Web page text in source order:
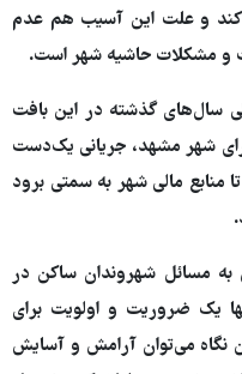
کند و علت این آسیب هم عدم
و مشکلات حاشیه شهر است.
سال‌های گذشته در این بافت
شهر مشهد، جریانی یک‌دست
منابع مالی شهر به سمتی برود
به مسائل شهروندان ساکن در
یک ضروریت و اولویت برای
نگاه می‌توان آرامش و آسایش